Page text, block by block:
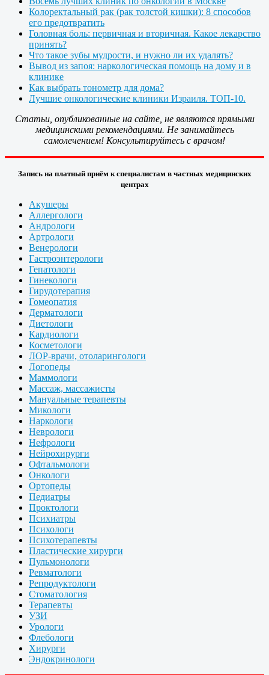
Колоректальный рак (рак толстой кишки): 8 способов
его предотвратить
Головная боль: первичная и вторичная. Какое лекарство
принять?
Что такое зубы мудрости, и нужно ли их удалять?
Вывод из запоя: наркологическая помощь на дому и в
клинике
Как выбрать тонометр для дома?
Лучшие онкологические клиники Израиля. ТОП-10.
Статьи, опубликованные на сайте, не являются прямыми
медицинскими рекомендациями. Не занимайтесь
самолечением! Консультируйтесь с врачом!
Запись на платный приём к специалистам в частных медицинских
центрах
Акушеры
Аллергологи
Андрологи
Артрологи
Венерологи
Гастроэнтерологи
Гепатологи
Гинекологи
Гирудотерапия
Гомеопатия
Дерматологи
Диетологи
Кардиологи
Косметологи
ЛОР-врачи, отоларингологи
Логопеды
Маммологи
Массаж, массажисты
Мануальные терапевты
Микологи
Наркологи
Неврологи
Нефрологи
Нейрохирурги
Офтальмологи
Онкологи
Ортопеды
Педиатры
Проктологи
Психиатры
Психологи
Психотерапевты
Пластические хирурги
Пульмонологи
Ревматологи
Репродуктологи
Стоматология
Терапевты
УЗИ
Урологи
Флебологи
Хирурги
Эндокринологи